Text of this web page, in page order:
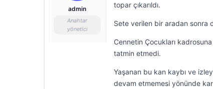
admin
Anahtar
yönetici
topar çıkarıldı.
Sete verilen bir aradan sonra
Cennetin Çocukları
tatmin etmedi.
Yaşanan bu kan kaybı ve
devam etmemesi yönünde